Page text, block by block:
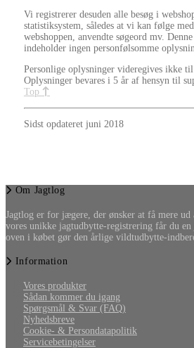
Vi registrerer desuden alle besøg i
statistiksystem, således at vi kan følge
webshoppen, anvendte søgeord mv.
indeholder ingen personfølsomme
Personlige oplysninger videregives ikke
Oplysninger bevares i 5 år af hensyn til
Top
Sidst opdateret juni 2018
Om Jagtlog
Jagtlog er for jægere, der ønsker at få mere ud
vores unikke jagtudbytte-registrering får du
oven i købet gør den årlige vildtudbytte-
Information
Vores produkter
Sådan kommer du igang
Spørgsmål & Svar (FAQ)
Nyhedsbreve
Cookie- & Persondatapolitik
Servicebetingelser